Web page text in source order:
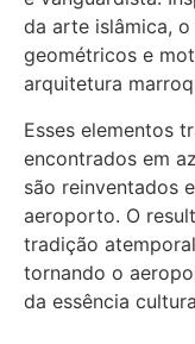
da arte islâmica,
geométricos e
arquitetura
Esses elementos
encontrados em
são reinventados
aeroporto. O
tradição
tornando o
da essência